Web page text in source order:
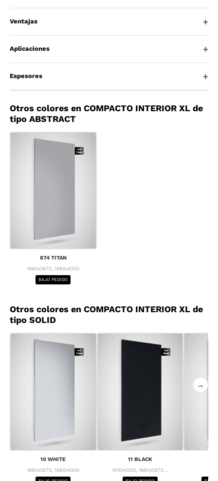
Ventajas
Aplicaciones
Espesores
Otros colores en COMPACTO INTERIOR XL de
tipo ABSTRACT
874 TITAN
1860x3670, 1860x4300
BAJO PEDIDO
Otros colores en COMPACTO INTERIOR XL de
tipo SOLID
10 WHITE
1860x3670, 1860x4300
11 BLACK
1410x4300, 1860x3670...
→